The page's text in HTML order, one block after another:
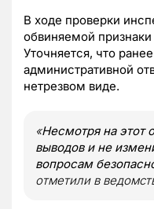
В ходе проверки
обвиняемой
Уточняется, что
административной
нетрезвом виде.
«Несмотря на этот
выводов и не
вопросам
отметили в